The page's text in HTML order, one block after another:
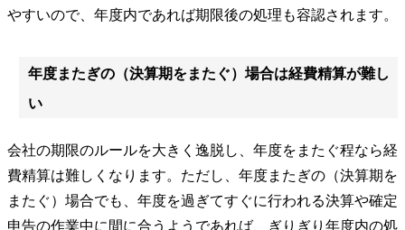
やすいので、年度内であれば期限後の処理も容認されます。
年度またぎの（決算期をまたぐ）場合は経費精算が難し
い
会社の期限のルールを大きく逸脱し、年度をまたぐ程なら経
費精算は難しくなります。ただし、年度またぎの（決算期を
またぐ）場合でも、年度を過ぎてすぐに行われる決算や確定
申告の作業中に間に合うようであれば、ぎりぎり年度内の処